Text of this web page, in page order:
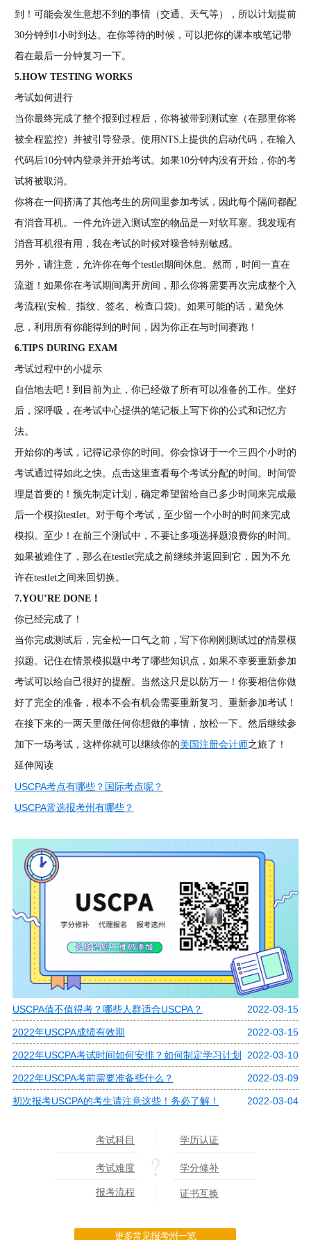
到！可能会发生意想不到的事情（交通、天气等），所以计划提前
30分钟到1小时到达。在你等待的时候，可以把你的课本或笔记带
着在最后一分钟复习一下。
5.HOW TESTING WORKS
考试如何进行
当你最终完成了整个报到过程后，你将被带到测试室（在那里你将
被全程监控）并被引导登录。使用NTS上提供的启动代码，在输入
代码后10分钟内登录并开始考试。如果10分钟内没有开始，你的考
试将被取消。
你将在一间挤满了其他考生的房间里参加考试，因此每个隔间都配
有消音耳机。一件允许进入测试室的物品是一对软耳塞。我发现有
消音耳机很有用，我在考试的时候对噪音特别敏感。
另外，请注意，允许你在每个testlet期间休息。然而，时间一直在
流逝！如果你在考试期间离开房间，那么你将需要再次完成整个入
考流程(安检、指纹、签名、检查口袋)。如果可能的话，避免休
息，利用所有你能得到的时间，因为你正在与时间赛跑！
6.TIPS DURING EXAM
考试过程中的小提示
自信地去吧！到目前为止，你已经做了所有可以准备的工作。坐好
后，深呼吸，在考试中心提供的笔记板上写下你的公式和记忆方
法。
开始你的考试，记得记录你的时间。你会惊讶于一个三四个小时的
考试通过得如此之快。点击这里查看每个考试分配的时间。时间管
理是首要的！预先制定计划，确定希望留给自己多少时间来完成最
后一个模拟testlet。对于每个考试，至少留一个小时的时间来完成
模拟。至少！在前三个测试中，不要让多项选择题浪费你的时间。
如果被难住了，那么在testlet完成之前继续并返回到它，因为不允
许在testlet之间来回切换。
7.YOU’RE DONE！
你已经完成了！
当你完成测试后，完全松一口气之前，写下你刚刚测试过的情景模
拟题。记住在情景模拟题中考了哪些知识点，如果不幸要重新参加
考试可以给自己很好的提醒。当然这只是以防万一！你要相信你做
好了完全的准备，根本不会有机会需要重新复习、重新参加考试！
在接下来的一两天里做任何你想做的事情，放松一下。然后继续参
加下一场考试，这样你就可以继续你的美国注册会计师之旅了！
延伸阅读
USCPA考点有哪些？国际考点呢？
USCPA常选报考州有哪些？
USCPA值不值得考？哪些人群适合USCPA？ 2022-03-15
2022年USCPA成绩有效期 2022-03-15
2022年USCPA考试时间如何安排？如何制定学习计划 2022-03-10
2022年USCPA考前需要准备些什么？ 2022-03-09
初次报考USCPA的考生请注意这些！务必了解！ 2022-03-04
考试科目
考试难度
报考流程
学历认证
学分修补
证书互换
更多常见报考州一览